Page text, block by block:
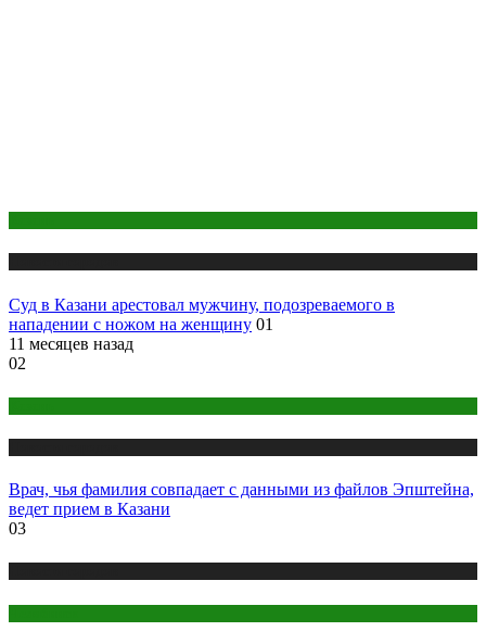
Суд в Казани арестовал мужчину, подозреваемого в
нападении с ножом на женщину 01
11 месяцев назад
02
Врач, чья фамилия совпадает с данными из файлов Эпштейна,
ведет прием в Казани
03